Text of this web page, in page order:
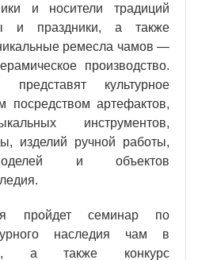
и носители традиций
и праздники, а также
ремесла чамов —
производство.
культурное
посредством артефактов,
инструментов,
изделий ручной работы,
и объектов
пройдет семинар по
наследия чам в
а также конкурс